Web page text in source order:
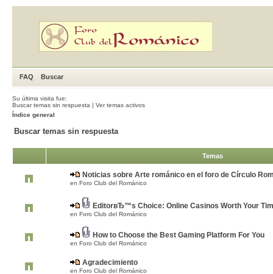
FAQ Buscar
Su última visita fue:
Buscar temas sin respuesta | Ver temas activos
Índice general
Buscar temas sin respuesta
Temas
Noticias sobre Arte románico en el foro de Círculo
en Foro Club del Románico
EditorвЂ™s Choice: Online Casinos Worth Your
en Foro Club del Románico
How to Choose the Best Gaming Platform For You
en Foro Club del Románico
Agradecimiento
en Foro Club del Románico